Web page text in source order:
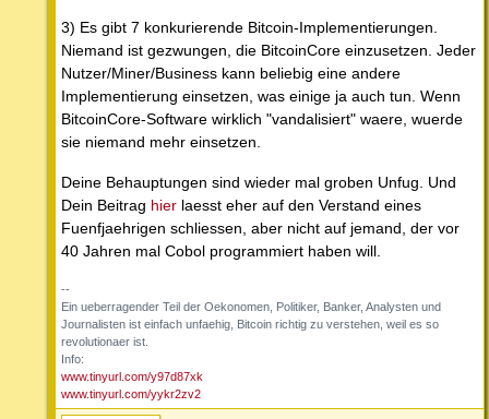
3) Es gibt 7 konkurierende Bitcoin-Implementierungen.
Niemand ist gezwungen, die BitcoinCore einzusetzen. Jeder
Nutzer/Miner/Business kann beliebig eine andere
Implementierung einsetzen, was einige ja auch tun. Wenn
BitcoinCore-Software wirklich "vandalisiert" waere, wuerde
sie niemand mehr einsetzen.
Deine Behauptungen sind wieder mal groben Unfug. Und
Dein Beitrag hier laesst eher auf den Verstand eines
Fuenfjaehrigen schliessen, aber nicht auf jemand, der vor
40 Jahren mal Cobol programmiert haben will.
--
Ein ueberragender Teil der Oekonomen, Politiker, Banker, Analysten und
Journalisten ist einfach unfaehig, Bitcoin richtig zu verstehen, weil es so
revolutionaer ist.
Info:
www.tinyurl.com/y97d87xk
www.tinyurl.com/yykr2zv2